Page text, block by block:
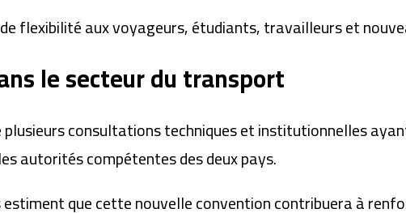
flexibilité aux voyageurs, étudiants, travailleurs et
le secteur du transport
consultations techniques et institutionnelles
autorités compétentes des deux pays.
que cette nouvelle convention contribuera à